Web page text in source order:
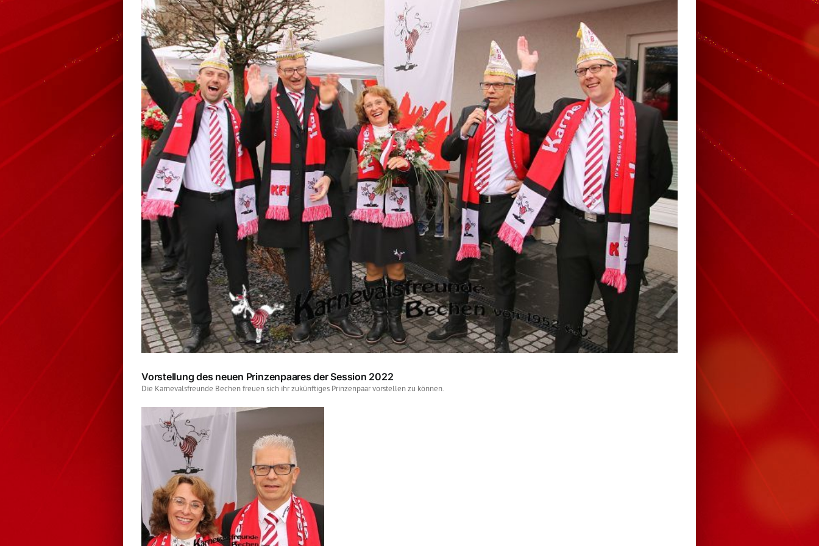
Vorstellung des neuen Prinzenpaares der Session 2022
Die Karnevalsfreunde Bechen freuen sich ihr zukünftiges Prinzenpaar vorstellen zu können.